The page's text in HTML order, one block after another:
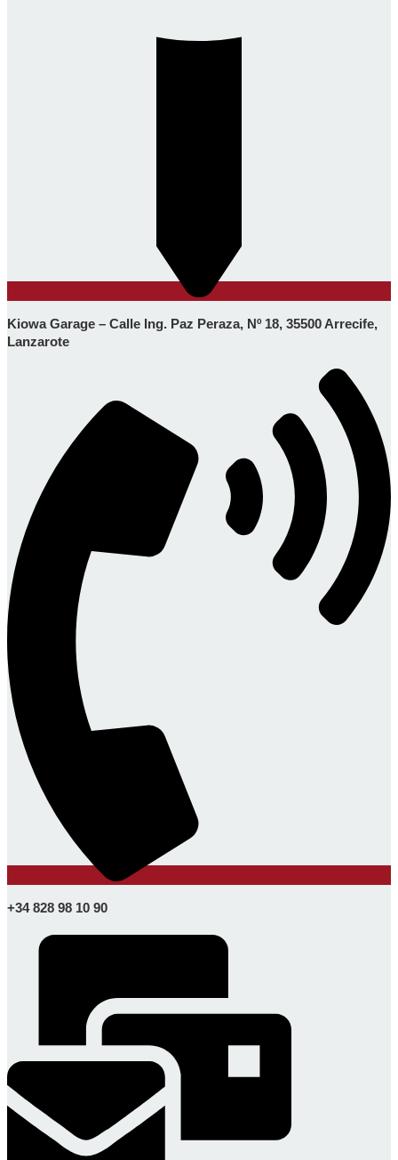
Kiowa Garage – Calle Ing. Paz Peraza, Nº 18, 35500 Arrecife,
Lanzarote
+34 828 98 10 90